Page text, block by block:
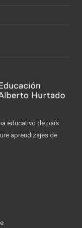
educativo de país
aprendizajes de